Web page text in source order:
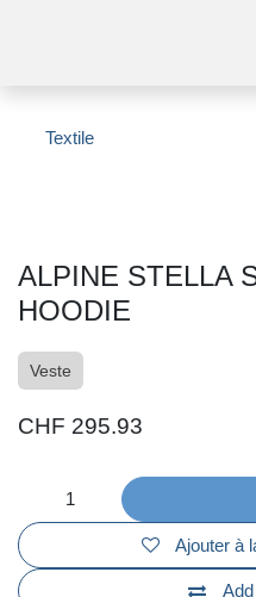
Textile
ALPINE STELLA
HOODIE
Veste
CHF 295.93
Ajouter à